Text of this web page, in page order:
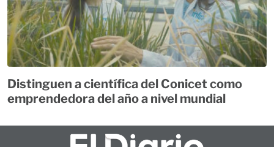
Distinguen a científica del Conicet como
emprendedora del año a nivel mundial